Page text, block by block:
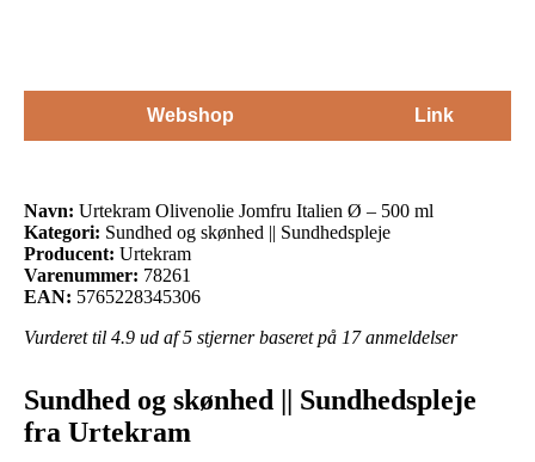
Webshop Link
Navn: Urtekram Olivenolie Jomfru Italien Ø – 500 ml
Kategori: Sundhed og skønhed || Sundhedspleje
Producent: Urtekram
Varenummer: 78261
EAN: 5765228345306
Vurderet til 4.9 ud af 5 stjerner baseret på 17anmeldelser
Sundhed og skønhed || Sundhedspleje
fra Urtekram